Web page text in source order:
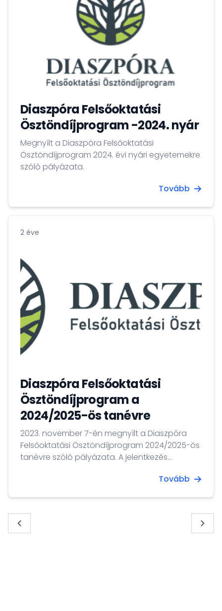
Diaszpóra Felsőoktatási
Ösztöndíjprogram -2024. nyár
Megnyílt a Diaszpóra Felsőoktatási
Ösztöndíjprogram 2024. évi nyári egyetemekre
szóló pályázata.
Tovább
2 éve
Diaszpóra Felsőoktatási
Ösztöndíjprogram a
2024/2025-ös tanévre
2023. november 7-én megnyílt a Diaszpóra
Felsőoktatási Ösztöndíjprogram 2024/2025-ös
tanévre szóló pályázata. A jelentkezés
Tovább
« Previous Next